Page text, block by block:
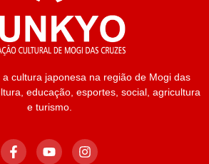
cultura japonesa na região de Mogi das
educação, esportes, social, agricultura
e turismo.